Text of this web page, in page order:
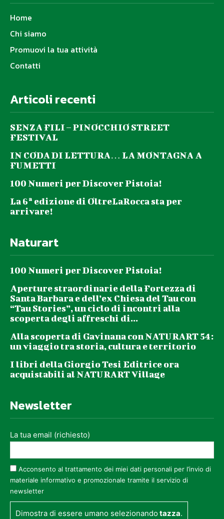
Home
Chi siamo
Promuovi la tua attività
Contatti
Articoli recenti
SENZA FILI – PINOCCHIO STREET
FESTIVAL
IN CODA DI LETTURA… LA MONTAGNA A
FUMETTI
100 Numeri per Discover Pistoia!
La 6ª edizione di OltreLaRocca sta per
arrivare!
Naturart
100 Numeri per Discover Pistoia!
Aperture straordinarie della Fortezza di
Santa Barbara e dell’ex Chiesa del Tau con
“Tau Stories”, un ciclo di incontri alla
scoperta degli affreschi di...
Alla scoperta di Gavinana con NATURART 54:
un viaggio tra storia, cultura e territorio
I libri della Giorgio Tesi Editrice ora
acquistabili al NATURART Village
Newsletter
La tua email (richiesto)
Acconsento al trattamento dei miei dati personali per l’invio di
materiale informativo e promozionale tramite il servizio di
newsletter
Dimostra di essere umano selezionandotazza.